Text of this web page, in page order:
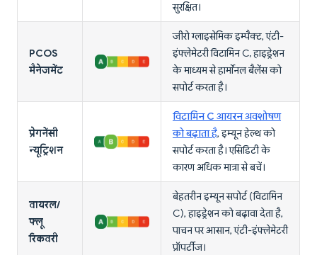
सुरक्षित।
PCOS
मैनेजमेंट
जीरो ग्लाइसेमिक इम्पैक्ट, एंटी-
इंफ्लेमेटरी विटामिन C, हाइड्रेशन
के माध्यम से हार्मोनल बैलेंस को
सपोर्ट करता है।
प्रेगनेंसी
न्यूट्रिशन
विटामिन C आयरन अवशोषण
को बढ़ाता है, इम्यून हेल्थ को
सपोर्ट करता है। एसिडिटी के
कारण अधिक मात्रा से बचें।
वायरल/
फ्लू
रिकवरी
बेहतरीन इम्यून सपोर्ट (विटामिन
C), हाइड्रेशन को बढ़ावा देता है,
पाचन पर आसान, एंटी-इंफ्लेमेटरी
प्रॉपर्टीज।